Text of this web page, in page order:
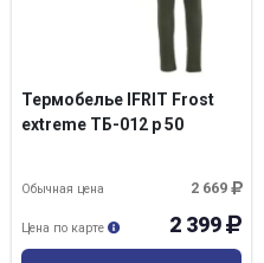
Термобелье IFRIT Frost
extreme ТБ-012 р 50
2 669
Обычная цена
2 399
Цена по карте